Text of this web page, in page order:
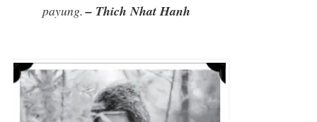
payung.– Thich Nhat Hanh